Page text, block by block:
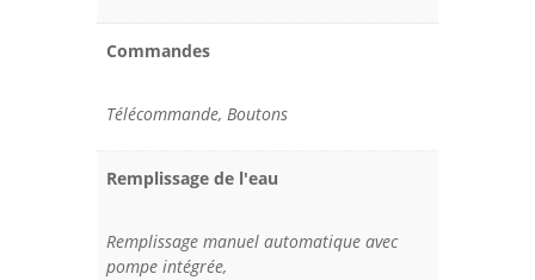
Commandes
Télécommande, Boutons
Remplissage de l'eau
Remplissage manuel automatique avec
pompe intégrée,